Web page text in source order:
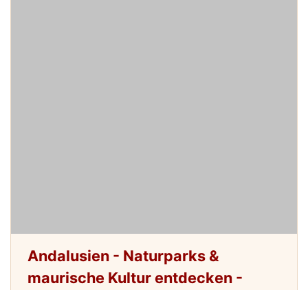
Andalusien - Naturparks &
maurische Kultur entdecken -